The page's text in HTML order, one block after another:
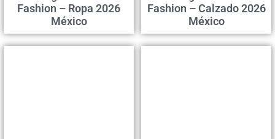
Fashion – Ropa 2026
México
Fashion – Calzado 2026
México